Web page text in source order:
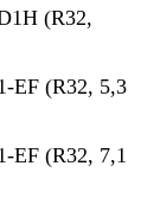
(R32,
EF (R32, 5,3
EF (R32, 7,1